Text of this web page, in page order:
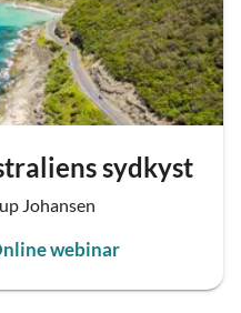
sydkyst
Johansen
webinar